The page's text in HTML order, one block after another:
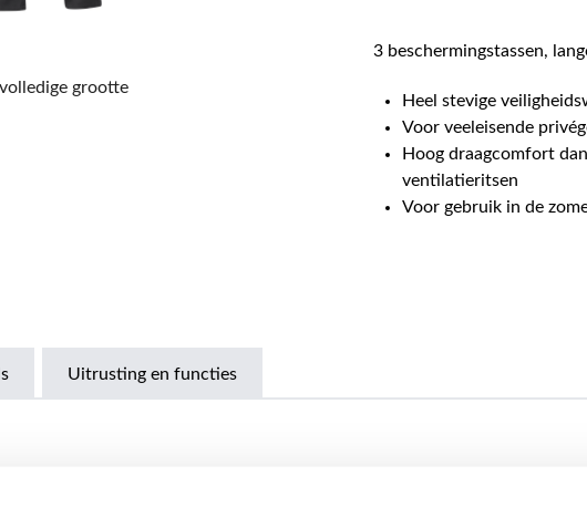
grootte
3 beschermingstassen,
Heel stevige
Voor veeleisende
Hoog draagcomfort
ventilatieritsen
Voor gebruik in de
Uitrusting en functies